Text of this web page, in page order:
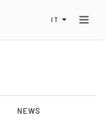
IT
NEWS